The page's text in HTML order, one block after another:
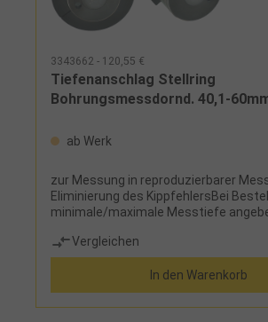
3343662 - 120,55 €
Tiefenanschlag Stellring
Bohrungsmessdornd. 40,1-
ab Werk
zur Messung in reproduzierbarer
Eliminierung des KippfehlersBei
minimale/maximale Messtiefe
Vergleichen
In den Warenkorb